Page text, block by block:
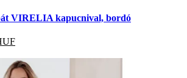
VIRELIA kapucnival, bordó